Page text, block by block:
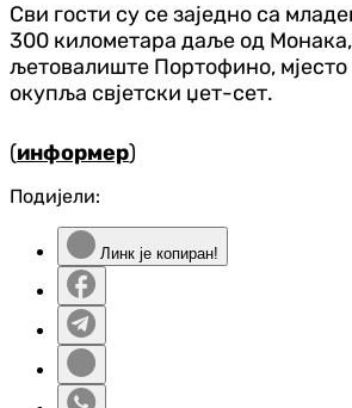
Сви гости су се заједно са
300 километара даље од
љетовалиште Портофино, мјесто
окупља свјетски џет-сет.
(информер)
Подијели:
Линк је копиран!